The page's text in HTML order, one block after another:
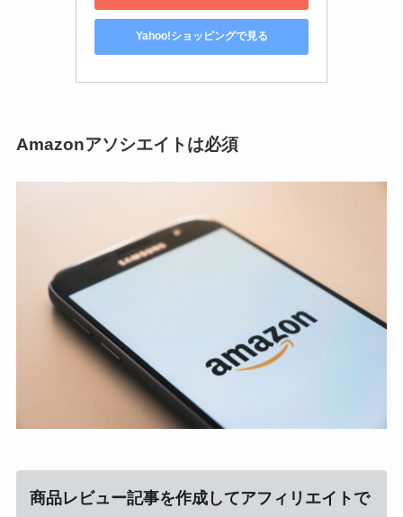
Yahoo!ショッピングで見る
Amazonアソシエイトは必須
商品レビュー記事を作成してアフィリエイトで